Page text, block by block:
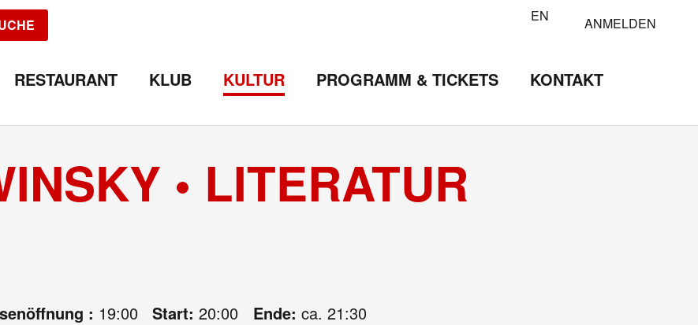
EN ANMELDEN
RESTAURANT KLUB KULTUR PROGRAMM & TICKETS KONTAKT
• LITERATUR
: 19:00 Start: 20:00 Ende: ca. 21:30